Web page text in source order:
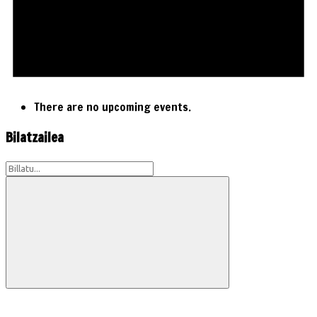
There are no upcoming events.
Bilatzailea
Search
for:
Search